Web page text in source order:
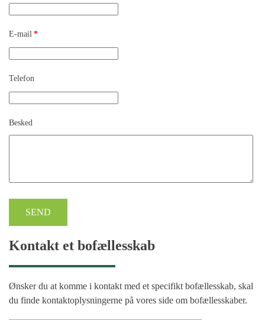
E-mail *
Telefon
Besked
SEND
Kontakt et bofællesskab
Ønsker du at komme i kontakt med et specifikt bofællesskab, skal
du finde kontaktoplysningerne på vores side om bofællesskaber.